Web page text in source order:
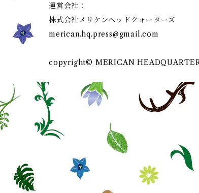
運営会社：
株式会社メリケンヘッドクォーターズ
merican.hq.press@gmail.com
copyright© MERICAN